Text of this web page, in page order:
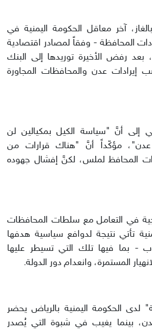
آخر معاقل الحكومة اليمنية في
المحافظة - وفقاً لمصادر اقتصادية
بعد رفض الأخيرة توريدها إلى البنك
إيرادات عدن والمحافظات المجاورة
إلى أنَّ "سياسة الكيل بمكيالين لن
مؤكّداً أنَّ "هناك قرارات من
المحافظ لملس، لكنَّ إفشال جهوده
في التعامل مع سلطات المحافظات
تأتي نتيجة لدوافع سياسية هدفها
- بما فيها تلك التي تسيطر عليها
المستمرة، وانعدام دور الدولة.
الحكومة اليمنية بالرياض يحضر
بينما يغيب في شبوة التي يُصدر